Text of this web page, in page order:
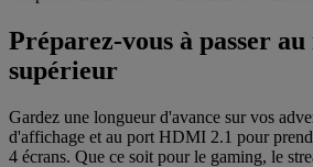
Préparez-vous à passer au
supérieur
Gardez une longueur d'avance sur vos
d'affichage et au port HDMI 2.1 pour
4 écrans. Que ce soit pour le gaming, le